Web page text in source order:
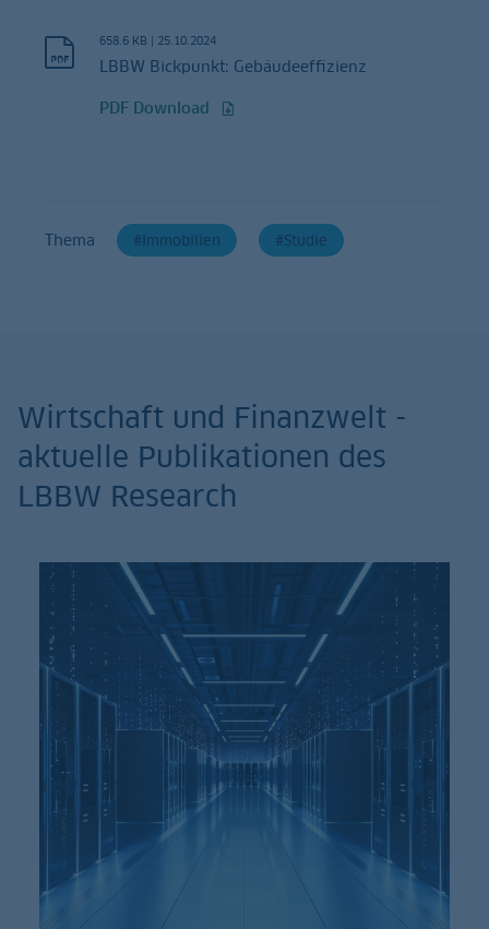
658.6 KB | 25.10.2024
LBBW Bickpunkt: Gebäudeeffizienz
PDF Download
Thema Immobilien Studie
Wirtschaft und Finanzwelt -
aktuelle Publikationen des
LBBW Research